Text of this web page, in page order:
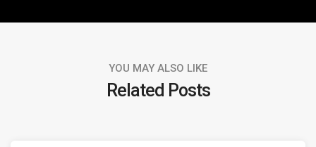
YOU MAY ALSO LIKE
Related Posts